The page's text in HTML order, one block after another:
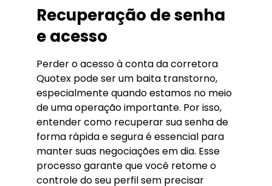
Recuperação de senha
e acesso
Perder o acesso à conta da corretora
Quotex pode ser um baita transtorno,
especialmente quando estamos no meio
de uma operação importante. Por isso,
entender como recuperar sua senha de
forma rápida e segura é essencial para
manter suas negociações em dia. Esse
processo garante que você retome o
controle do seu perfil sem precisar